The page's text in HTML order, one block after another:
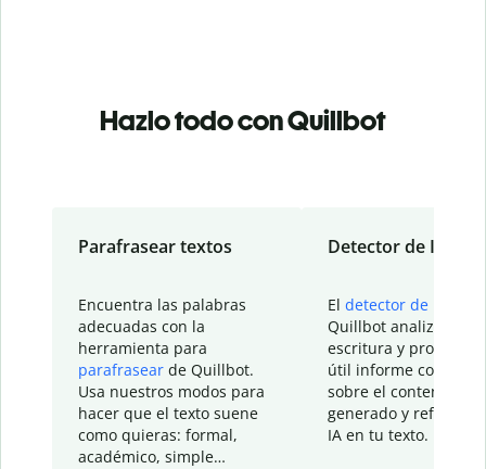
Hazlo todo con Quillbot
Parafrasear textos
Encuentra las palabras
adecuadas con la
herramienta para
parafrasear de Quillbot.
Usa nuestros modos para
hacer que el texto suene
como quieras: formal,
académico, simple…
Detector de IA
El detector de IA
Quillbot analiza tu
escritura y
útil informe con
sobre el contenido
generado y refinado
IA en tu texto.